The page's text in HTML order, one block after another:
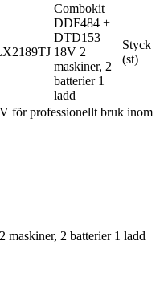
Combokit
DDF484 +
DTD153
18V 2
maskiner, 2
batterier 1
ladd
Styck
(st)
2 batterier 1 ladd